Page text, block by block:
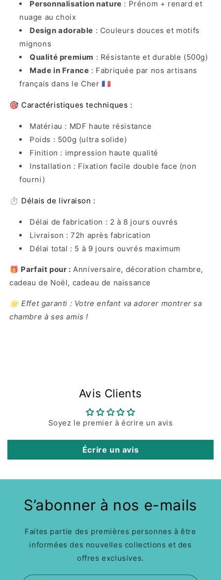
Personnalisation nature : Prénom + renard et
nuage au choix
Design adorable : Couleurs douces et motifs
mignons
Qualité premium : Résistante et durable (500g)
Made in France : Fabriquée par nos artisans
français dans le Cher 🇫🇷
🎯 Caractéristiques techniques :
Matériau : MDF haute résistance
Poids : 500g (ultra solide)
Finition : impression haute qualité
Installation : Fixation facile double face (non
fourni)
⏱️ Délais de livraison :
Délai de fabrication : 2 à 8 jours ouvrés
Livraison : 72h après fabrication
Délai total : 5 à 9 jours ouvrés maximum
🎁 Parfait pour : Anniversaire, décoration chambre,
cadeau de Noël, cadeau de naissance
🌟 Effet garanti : Votre enfant va adorer montrer sa
chambre à ses amis !
Avis Clients
Soyez le premier à écrire un avis
Écrire un avis
S’abonner à nos e-mails
Faites partie des premières personnes à être
informées des nouvelles collections et des
offres exclusives.